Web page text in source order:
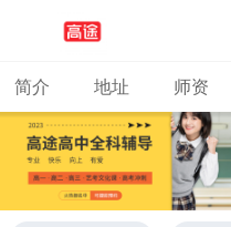
简介 地址 师资